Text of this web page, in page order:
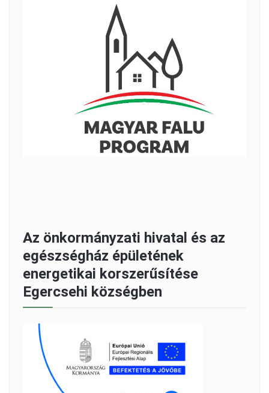
Az önkormányzati hivatal és az
egészségház épületének
energetikai korszerűsítése
Egercsehi községben